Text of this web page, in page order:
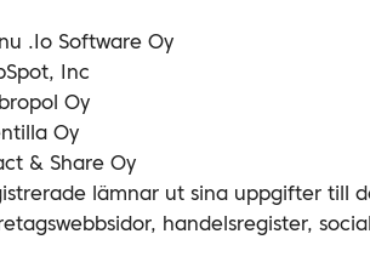
.Io Software Oy
Inc
Oy
Oy
& Share Oy
lämnar ut sina uppgifter till
handelsregister,